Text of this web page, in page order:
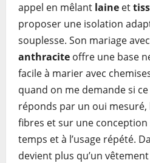
appel en mêlant laine et
proposer une isolation
souplesse. Son mariage
anthracite offre une base
facile à marier avec
quand on me demande si
réponds par un oui mesuré,
fibres et sur une
temps et à l’usage répété.
devient plus qu’un